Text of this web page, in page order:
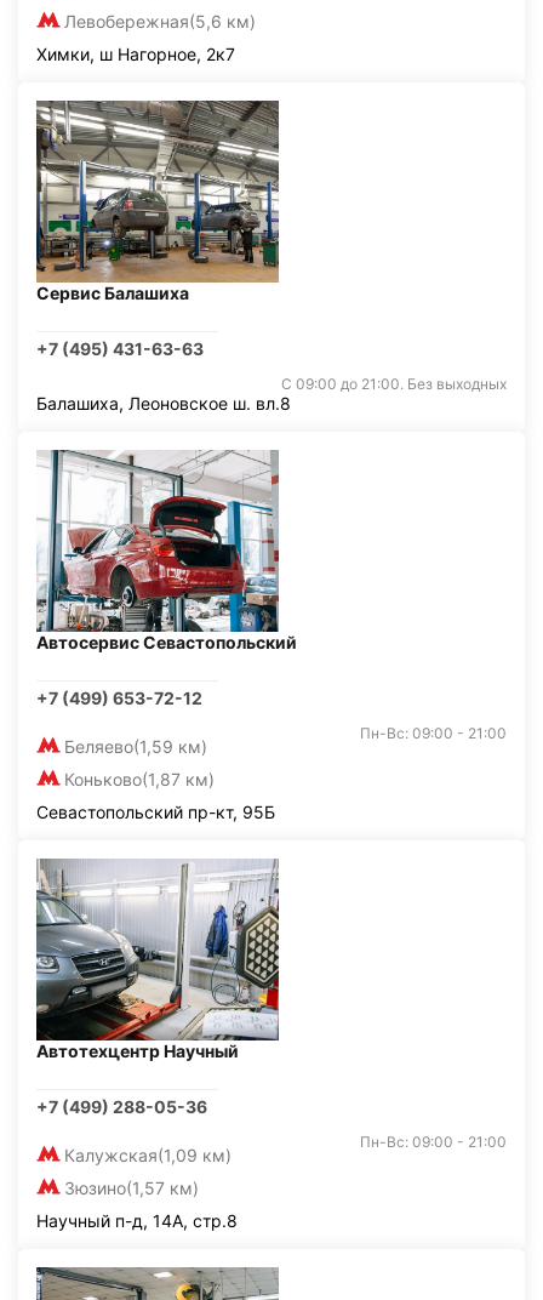
Левобережная(5,6 км)
Химки, ш Нагорное, 2к7
Сервис Балашиха
+7 (495) 431-63-63
С 09:00 до 21:00. Без выходных
Балашиха, Леоновское ш. вл.8
Автосервис Севастопольский
+7 (499) 653-72-12
Беляево(1,59 км)
Коньково(1,87 км)
Пн-Вс: 09:00 - 21:00
Севастопольский пр-кт, 95Б
Автотехцентр Научный
+7 (499) 288-05-36
Калужская(1,09 км)
Зюзино(1,57 км)
Пн-Вс: 09:00 - 21:00
Научный п-д, 14А, стр.8